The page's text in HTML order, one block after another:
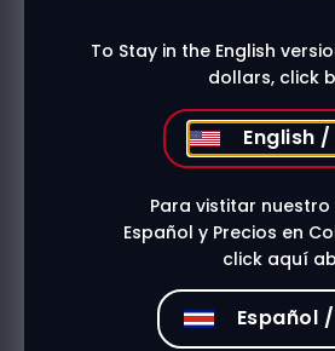
Related products
To Stay in the English
dollars, click
English
Para vistitar nuestro
Español y Precios en
click aquí
Español